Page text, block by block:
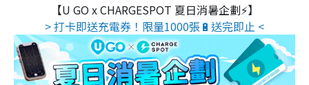
【U GO x CHARGESPOT 夏日消暑企劃⚡】
> 打卡即送充電券！限量1000張🔋送完即止 <